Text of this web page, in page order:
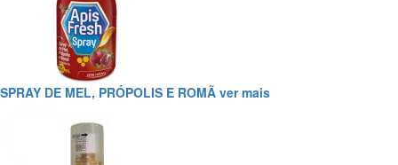
SPRAY DE MEL, PRÓPOLIS E ROMÃ ver mais